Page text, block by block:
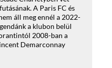
A Paris FC és
áll meg ennél a 2022-
a klubon belül
2008-ban a
Demarconnay